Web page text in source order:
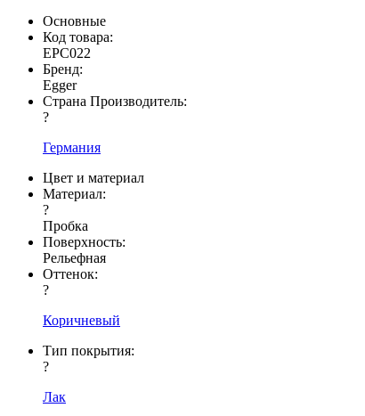
Основные
Код товара:
EPC022
Бренд:
Egger
Страна Производитель:
?
Германия
Цвет и материал
Материал:
?
Пробка
Поверхность:
Рельефная
Оттенок:
?
Коричневый
Тип покрытия:
?
Лак